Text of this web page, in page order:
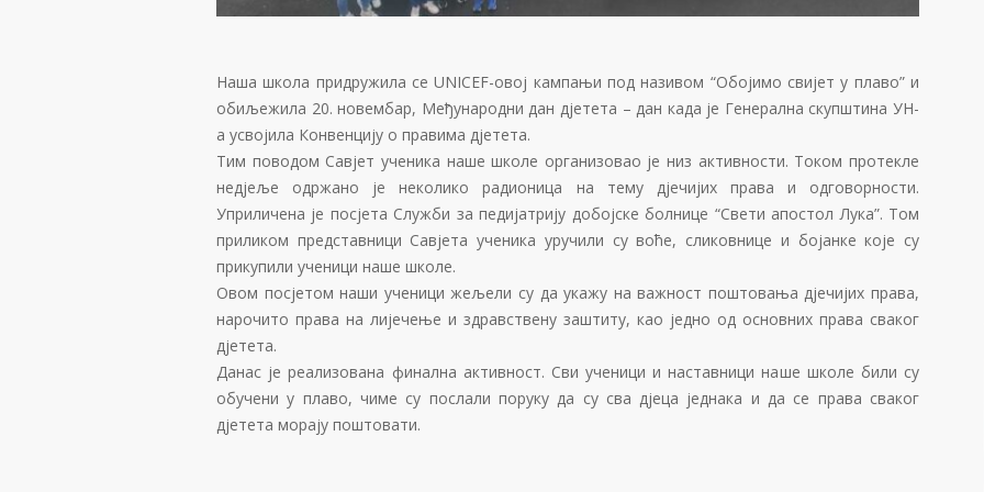
Наша школа придружила се UNICEF-овој кампањи под називом “Обојимо свијет у плаво” и
обиљежила 20. новембар, Међународни дан дјетета – дан када је Генерална скупштина УН-
а усвојила Конвенцију о правима дјетета.
Тим поводом Савјет ученика наше школе организовао је низ активности. Током протекле
недјеље одржано је неколико радионица на тему дјечијих права и одговорности.
Уприличена је посјета Служби за педијатрију добојске болнице “Свети апостол Лука”. Том
приликом представници Савјета ученика уручили су воће, сликовнице и бојанке које су
прикупили ученици наше школе.
Овом посјетом наши ученици жељели су да укажу на важност поштовања дјечијих права,
нарочито права на лијечење и здравствену заштиту, као једно од основних права сваког
дјетета.
Данас је реализована финална активност. Сви ученици и наставници наше школе били су
обучени у плаво, чиме су послали поруку да су сва дјеца једнака и да се права сваког
дјетета морају поштовати.